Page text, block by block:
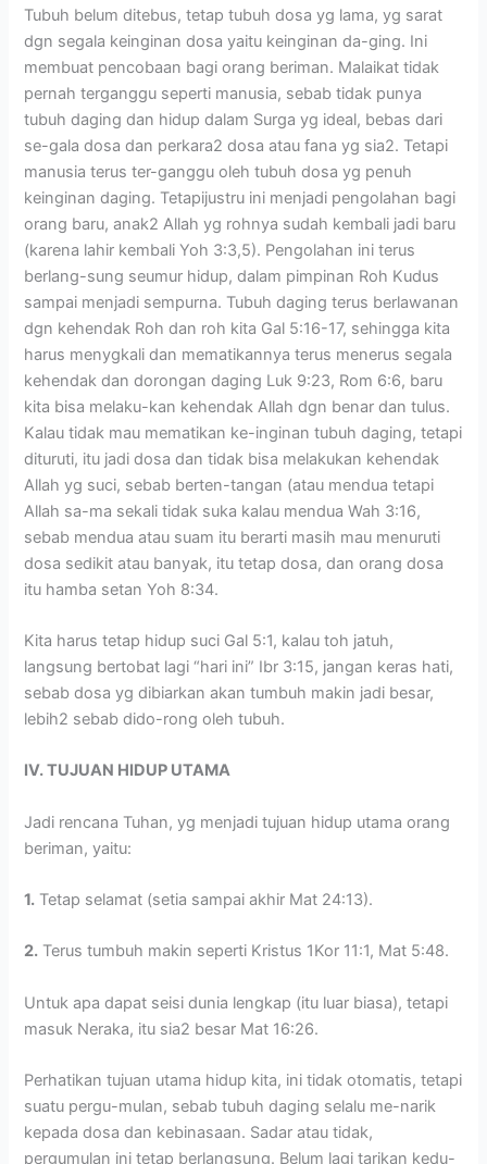
Tubuh belum ditebus, tetap tubuh dosa yg lama, yg sarat
dgn segala keinginan dosa yaitu keinginan da-ging. Ini
membuat pencobaan bagi orang beriman. Malaikat tidak
pernah terganggu seperti manusia, sebab tidak punya
tubuh daging dan hidup dalam Surga yg ideal, bebas dari
se-gala dosa dan perkara2 dosa atau fana yg sia2. Tetapi
manusia terus ter-ganggu oleh tubuh dosa yg penuh
keinginan daging. Tetapijustru ini menjadi pengolahan bagi
orang baru, anak2 Allah yg rohnya sudah kembali jadi baru
(karena lahir kembali Yoh 3:3,5). Pengolahan ini terus
berlang-sung seumur hidup, dalam pimpinan Roh Kudus
sampai menjadi sempurna. Tubuh daging terus berlawanan
dgn kehendak Roh dan roh kita Gal 5:16-17, sehingga kita
harus menygkali dan mematikannya terus menerus segala
kehendak dan dorongan daging Luk 9:23, Rom 6:6, baru
kita bisa melaku-kan kehendak Allah dgn benar dan tulus.
Kalau tidak mau mematikan ke-inginan tubuh daging, tetapi
dituruti, itu jadi dosa dan tidak bisa melakukan kehendak
Allah yg suci, sebab berten-tangan (atau mendua tetapi
Allah sa-ma sekali tidak suka kalau mendua Wah 3:16,
sebab mendua atau suam itu berarti masih mau menuruti
dosa sedikit atau banyak, itu tetap dosa, dan orang dosa
itu hamba setan Yoh 8:34.
Kita harus tetap hidup suci Gal 5:1, kalau toh jatuh,
langsung bertobat lagi “hari ini” Ibr 3:15, jangan keras hati,
sebab dosa yg dibiarkan akan tumbuh makin jadi besar,
lebih2 sebab dido-rong oleh tubuh.
IV. TUJUAN HIDUP UTAMA
Jadi rencana Tuhan, yg menjadi tujuan hidup utama orang
beriman, yaitu:
1. Tetap selamat (setia sampai akhir Mat 24:13).
2. Terus tumbuh makin seperti Kristus 1Kor 11:1, Mat 5:48.
Untuk apa dapat seisi dunia lengkap (itu luar biasa), tetapi
masuk Neraka, itu sia2 besar Mat 16:26.
Perhatikan tujuan utama hidup kita, ini tidak otomatis, tetapi
suatu pergu-mulan, sebab tubuh daging selalu me-narik
kepada dosa dan kebinasaan. Sadar atau tidak,
pergumulan ini tetap berlangsung. Belum lagi tarikan kedu-